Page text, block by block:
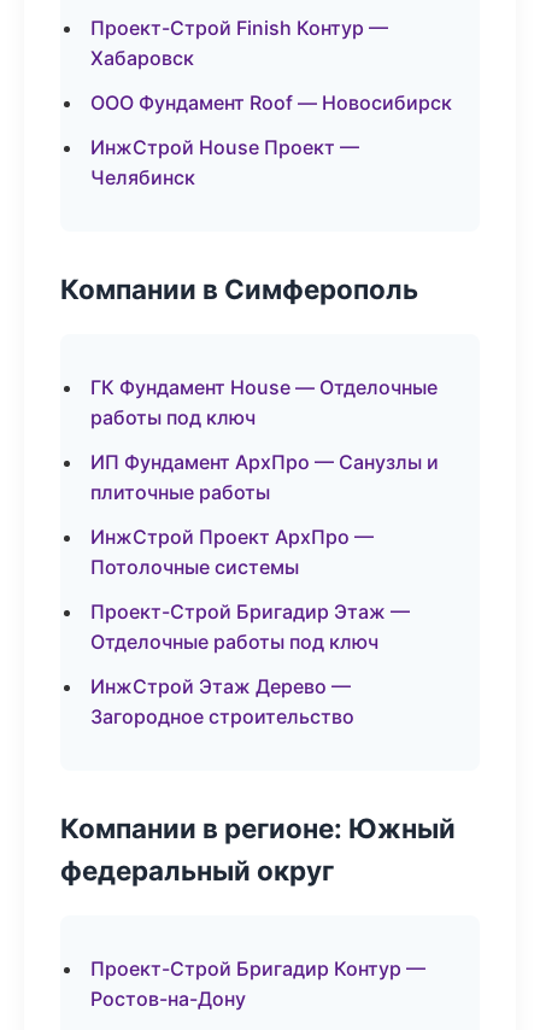
Проект-Строй Finish Контур —
Хабаровск
ООО Фундамент Roof — Новосибирск
ИнжСтрой House Проект —
Челябинск
Компании в Симферополь
ГК Фундамент House — Отделочные
работы под ключ
ИП Фундамент АрхПро — Санузлы и
плиточные работы
ИнжСтрой Проект АрхПро —
Потолочные системы
Проект-Строй Бригадир Этаж —
Отделочные работы под ключ
ИнжСтрой Этаж Дерево —
Загородное строительство
Компании в регионе: Южный
федеральный округ
Проект-Строй Бригадир Контур —
Ростов-на-Дону